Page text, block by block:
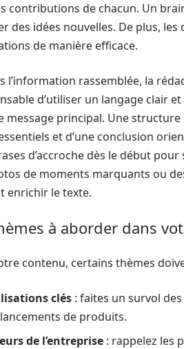
contributions de chacun. Un
des idées nouvelles. De plus,
de manière efficace.
l’information rassemblée, la
d’utiliser un langage clair
message principal. Une
et d’une conclusion
d’accroche dès le début
de moments marquants ou
enrichir le texte.
à aborder dans
contenu, certains thèmes
clés : faites un survol
de produits.
de l’entreprise : rappelez les